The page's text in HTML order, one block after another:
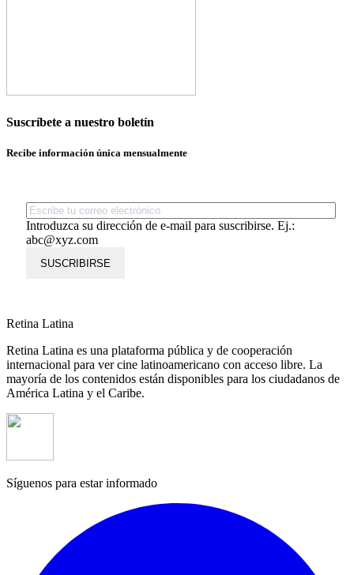
Suscríbete a nuestro boletín
Recibe información única mensualmente
Introduzca su dirección de e-mail para suscribirse. Ej.:
abc@xyz.com
SUSCRIBIRSE
Retina Latina
Retina Latina es una plataforma pública y de cooperación
internacional para ver cine latinoamericano con acceso libre. La
mayoría de los contenidos están disponibles para los ciudadanos de
América Latina y el Caribe.
Síguenos para estar informado